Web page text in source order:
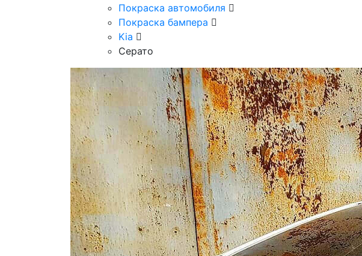
Покраска автомобиля
Покраска бампера
Kia
Cерато